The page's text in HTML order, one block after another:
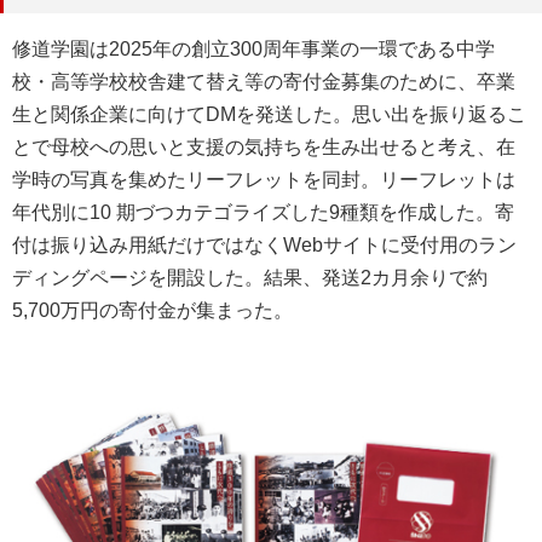
お問い合わせ
修道学園は2025年の創立300周年事業の一環である中学
校・高等学校校舎建て替え等の寄付金募集のために、卒業
生と関係企業に向けてDMを発送した。思い出を振り返るこ
とで母校への思いと支援の気持ちを生み出せると考え、在
学時の写真を集めたリーフレットを同封。リーフレットは
年代別に10 期づつカテゴライズした9種類を作成した。寄
付は振り込み用紙だけではなくWebサイトに受付用のラン
ディングページを開設した。結果、発送2カ月余りで約
5,700万円の寄付金が集まった。